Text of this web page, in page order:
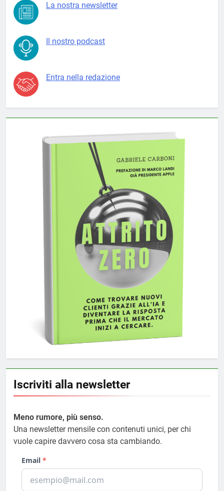
La nostra newsletter
Il nostro podcast
Entra nella redazione
Iscriviti alla newsletter
Meno rumore, più senso.
Una newsletter mensile con contenuti unici, per chi
vuole capire davvero cosa sta cambiando.